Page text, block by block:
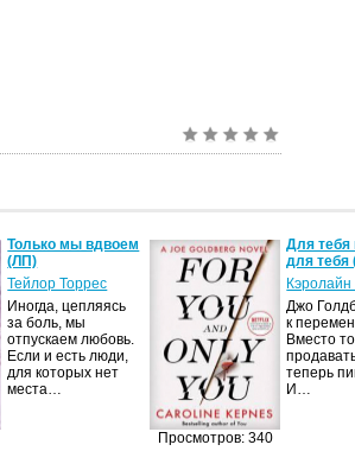
Только мы вдвоем
(ЛП)
Тейлор Торрес
Иногда, цепляясь
за боль, мы
отпускаем любовь.
Если и есть люди,
для которых нет
места…
Просмотров: 340
Для тебя
для тебя
Джо
к
Вместо
теперь
И…